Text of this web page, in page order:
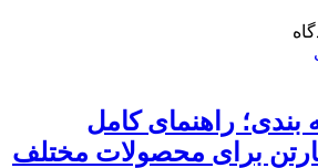
بندی؛ راهنمای کامل
کارتن برای محصولات مختلف